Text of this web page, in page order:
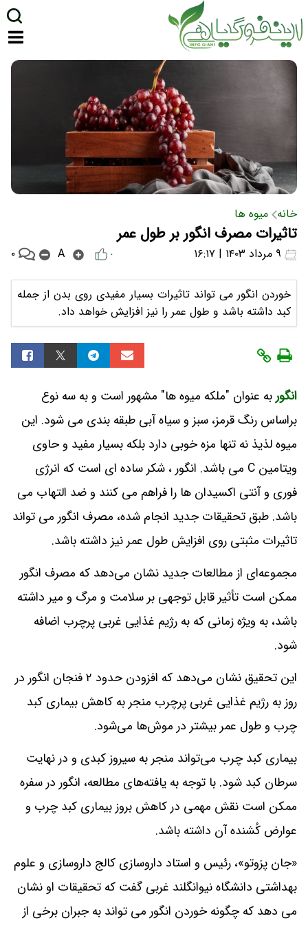
خانه میوه ها
تاثیرات مصرف انگور بر طول عمر
۰ A ۰
خوردن انگور می تواند تاثیرات بسیار مفیدی روی بدن از جمله
کبد داشته باشد و طول عمر را نیز افزایش خواهد داد.
انگوربه عنوان "ملکه میوه ها" مشهور است و به سه نوع
براساس رنگ قرمز، سبز و سیاه آبی طبقه‌ بندی می شود. این
میوه لذیذ نه تنها مزه خوبی دارد بلکه بسیار مفید و حاوی
ویتامین C می باشد. انگور ، شکر ساده ای است که انرژی
فوری و آنتی اکسیدان ها را فراهم می کنند و ضد التهاب می
باشد. طبق تحقیقات جدید انجام شده، مصرف انگور می تواند
تاثیرات مثبتی روی افزایش طول عمر نیز داشته باشد.
مجموعه‌ای از مطالعات جدید نشان می‌دهد که مصرف انگور
ممکن است تأثیر قابل توجهی بر سلامت و مرگ و میر داشته
باشد، به ویژه زمانی که به رژیم غذایی غربی پرچرب اضافه
شود.
این تحقیق نشان می‌دهد که افزودن حدود ۲ فنجان انگور در
روز به رژیم غذایی غربی پرچرب منجر به کاهش بیماری کبد
چرب و طول عمر بیشتر در موش‌ها می‌شود.
بیماری کبد چرب می‌تواند منجر به سیروز کبدی و در نهایت
سرطان کبد شود. با توجه به یافته‌های مطالعه، انگور در سفره
ممکن است نقش مهمی در کاهش بروز بیماری کبد چرب و
عوارض کُشنده آن داشته باشد.
«جان پزوتو»، رئیس و استاد داروسازی کالج داروسازی و علوم
بهداشتی دانشگاه نیوانگلند غربی گفت که تحقیقات او نشان
می‌ دهد که چگونه خوردن انگور می‌ تواند به جبران برخی از